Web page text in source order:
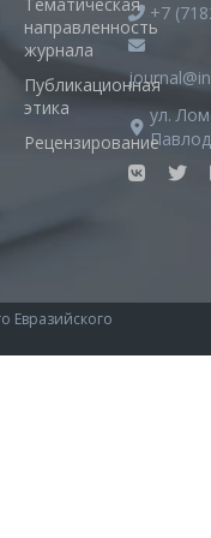
направленность
журнала
Публикационная
этика
Рецензирование
+7
ул.
Евразийского